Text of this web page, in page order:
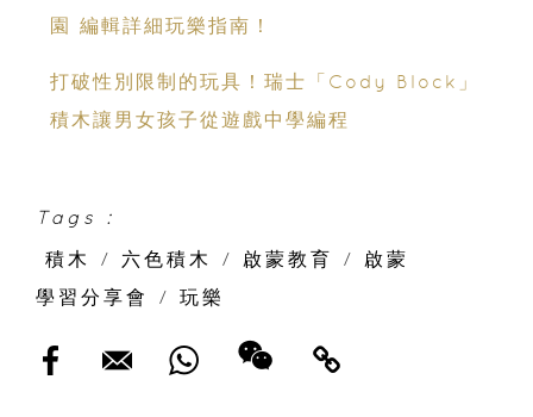
園 編輯詳細玩樂指南！
打破性別限制的玩具！瑞士「Cody Block」
積木讓男女孩子從遊戲中學編程
Tags :
積木
/ 六色積木 / 啟蒙教育 /
啟蒙
學習分享會
/ 玩樂